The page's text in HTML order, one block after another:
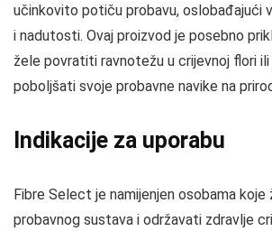
učinkovito potiču probavu, oslobađajući
i nadutosti. Ovaj proizvod je posebno
žele povratiti ravnotežu u crijevnoj flori
poboljšati svoje probavne navike na
Indikacije za uporabu
Fibre Select je namijenjen osobama
probavnog sustava i održavati zdravlje